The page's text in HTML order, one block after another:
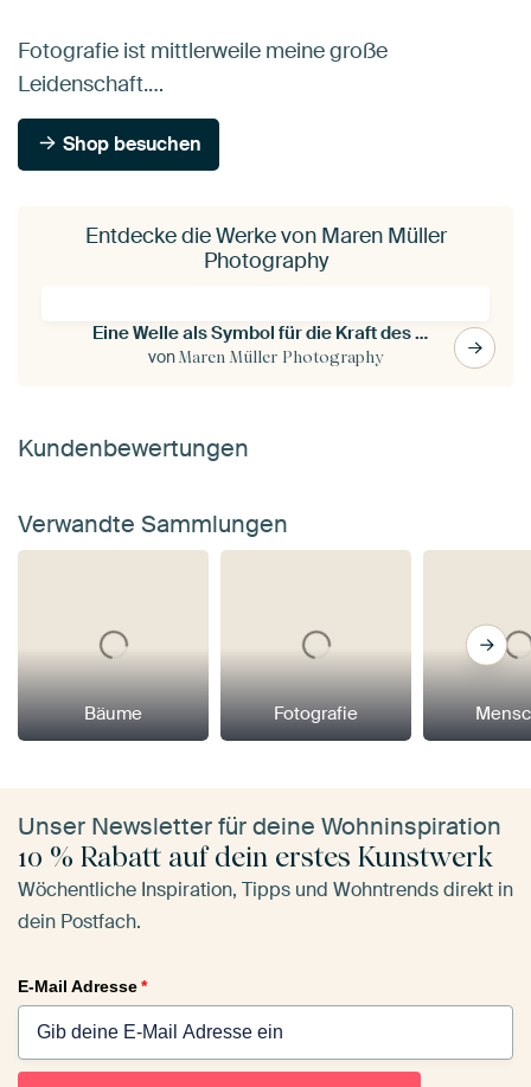
Fotografie ist mittlerweile meine große
Leidenschaft.…
Shop besuchen
Entdecke die Werke von Maren Müller
Photography
Eine Welle als Symbol für die Kraft des Wassers
vonMaren Müller Photography
Kundenbewertungen
Verwandte Sammlungen
Bäume Fotografie
Unser Newsletter für deine Wohninspiration
10 % Rabatt auf dein erstes Kunstwerk
Wöchentliche Inspiration, Tipps und Wohntrends direkt in
dein Postfach.
E-Mail Adresse*